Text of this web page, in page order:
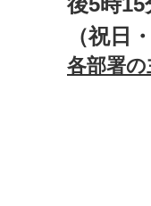
（祝日
各部署